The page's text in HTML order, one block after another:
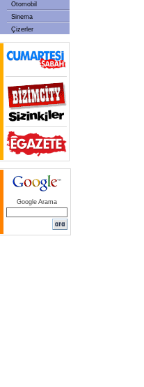
Otomobil
Sinema
Çizerler
Google Arama